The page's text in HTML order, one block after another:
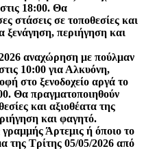
18:00. Θα
στάσεις σε τοποθεσίες και
ξενάγηση, περιήγηση και
αναχώρηση με πούλμαν
10:00 για Αλκυόνη,
στο ξενοδοχείο αργά το
Θα πραγματοποιηθούν
και αξιοθέατα της
και φαγητό.
Άρτεμις ή όποιο το
της Τρίτης 05/05/2026 από